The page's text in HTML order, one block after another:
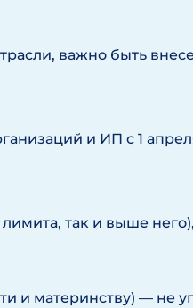
важно быть
и ИП с 1
так и выше него),
и материнству) — не